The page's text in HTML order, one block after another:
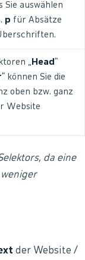
Sie auswählen
p für Absätze
„ Head“
“ können Sie die
oben bzw. ganz
Website
da eine
der Website /